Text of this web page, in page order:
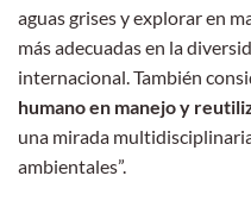
aguas grises y explorar en
más adecuadas en la
internacional. También
humano en manejo y
una mirada
ambientales”.